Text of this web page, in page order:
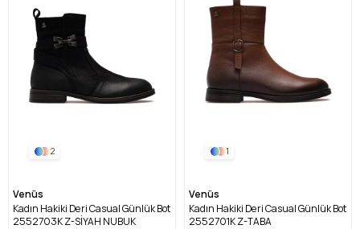
2
Venüs
Kadın Hakiki Deri Casual Günlük Bot
2552703K Z-SİYAH NUBUK
1
Venüs
Kadın Hakiki Deri Casual Günlük Bot
2552701K Z-TABA